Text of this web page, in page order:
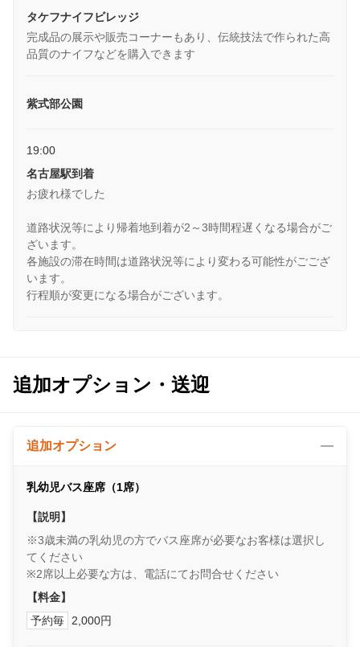
タケフナイフビレッジ
完成品の展示や販売コーナーもあり、伝統技法で作られた高
品質のナイフなどを購入できます
紫式部公園
19:00
名古屋駅到着
お疲れ様でした
道路状況等により帰着地到着が2～3時間程遅くなる場合がご
ざいます。
各施設の滞在時間は道路状況等により変わる可能性がごござ
います。
行程順が変更になる場合がございます。
追加オプション・送迎
追加オプション
乳幼児バス座席（1席）
【説明】
※3歳未満の乳幼児の方でバス座席が必要なお客様は選択し
てください
※2席以上必要な方は、電話にてお問合せください
【料金】
予約毎
2,000円